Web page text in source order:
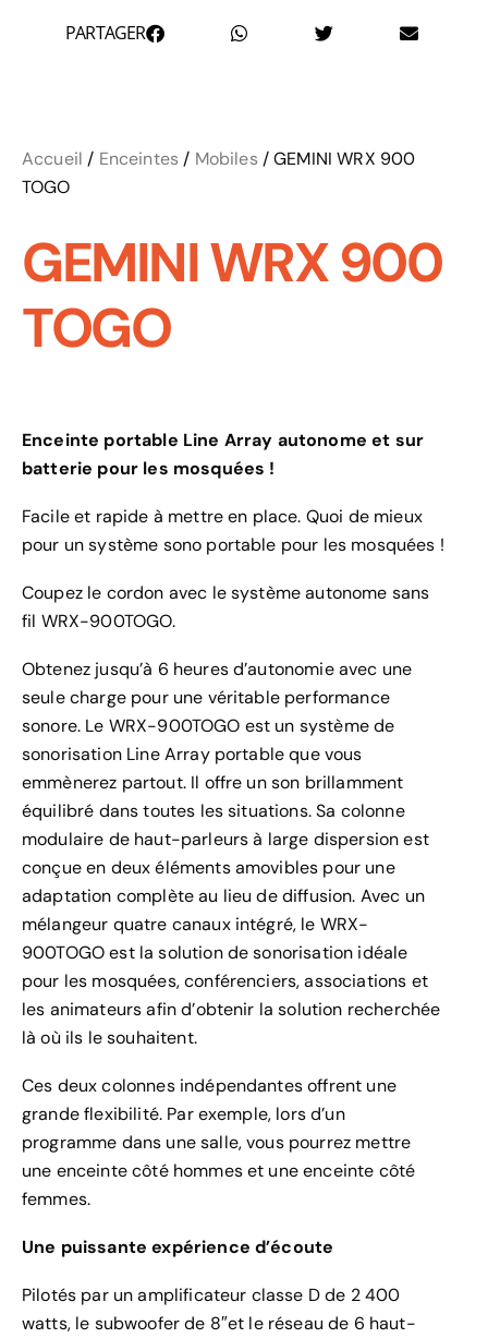
Accueil / Enceintes / Mobiles/ GEMINI WRX 900
TOGO
GEMINI WRX 900
TOGO
Enceinte portable Line Array autonome et sur
batterie pour les mosquées !
Facile et rapide à mettre en place. Quoi de mieux
pour un système sono portable pour les mosquées !
Coupez le cordon avec le système autonome sans
fil WRX-900TOGO.
Obtenez jusqu’à 6 heures d’autonomie avec une
seule charge pour une véritable performance
sonore. Le WRX-900TOGO est un système de
sonorisation Line Array portable que vous
emmènerez partout. Il offre un son brillamment
équilibré dans toutes les situations. Sa colonne
modulaire de haut-parleurs à large dispersion est
conçue en deux éléments amovibles pour une
adaptation complète au lieu de diffusion. Avec un
mélangeur quatre canaux intégré, le WRX-
900TOGO est la solution de sonorisation idéale
pour les mosquées, conférenciers, associations et
les animateurs afin d’obtenir la solution recherchée
là où ils le souhaitent.
Ces deux colonnes indépendantes offrent une
grande flexibilité. Par exemple, lors d’un
programme dans une salle, vous pourrez mettre
une enceinte côté hommes et une enceinte côté
femmes.
Une puissante expérience d’écoute
Pilotés par un amplificateur classe D de 2 400
watts, le subwoofer de 8″et le réseau de 6 haut-
PARTAGER